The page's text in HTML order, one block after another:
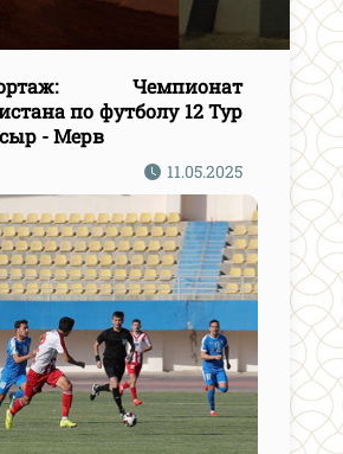
Чемпионат
по футболу 12 Тур
- Мерв
11.05.2025